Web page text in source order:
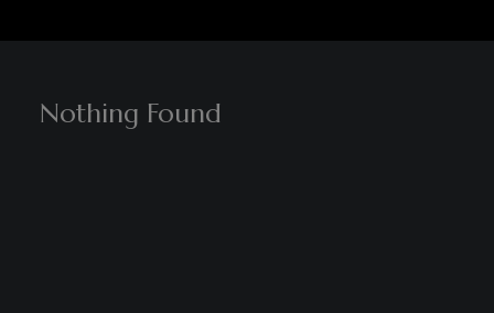
Nothing Found